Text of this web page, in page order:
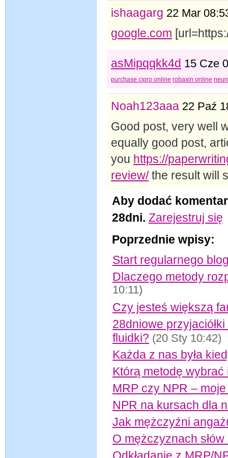
ishaagarg 22 Mar
google.com
asMipqqkk4d 15 Cze
purchase cipro online robaxin online
Noah123aaa 22 Paź
Good post, very well
equally good post,
you https://
review/the result will
Aby dodać
28dni. Zarejestruj się
Poprzednie wpisy:
Start regularnego
Dlaczego metody
10:11)
Czy jesteś większą
28dniowe
fluidki? (20 Sty 10:42)
Każda z nas była
Którą metodę
MRP czy NPR –
NPR na kursach dla
Jak mężczyźni
O mężczyznach słów
Odkładanie z MRP/